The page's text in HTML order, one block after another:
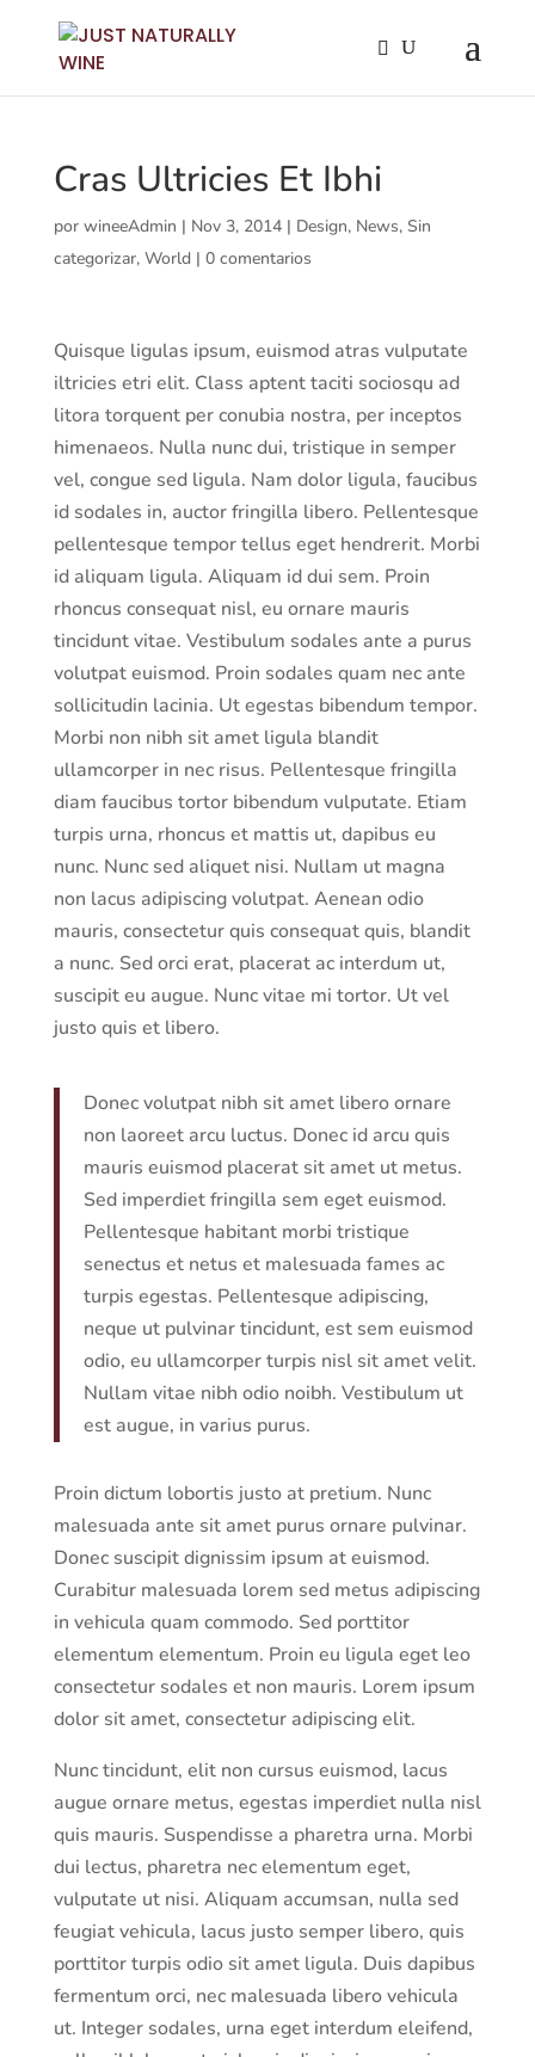
Cras Ultricies Et Ibhi
por wineeAdmin | Nov 3, 2014| Design, News, Sin
categorizar, World| 0 comentarios
Quisque ligulas ipsum, euismod atras vulputate
iltricies etri elit. Class aptent taciti sociosqu ad
litora torquent per conubia nostra, per inceptos
himenaeos. Nulla nunc dui, tristique in semper
vel, congue sed ligula. Nam dolor ligula, faucibus
id sodales in, auctor fringilla libero. Pellentesque
pellentesque tempor tellus eget hendrerit. Morbi
id aliquam ligula. Aliquam id dui sem. Proin
rhoncus consequat nisl, eu ornare mauris
tincidunt vitae. Vestibulum sodales ante a purus
volutpat euismod. Proin sodales quam nec ante
sollicitudin lacinia. Ut egestas bibendum tempor.
Morbi non nibh sit amet ligula blandit
ullamcorper in nec risus. Pellentesque fringilla
diam faucibus tortor bibendum vulputate. Etiam
turpis urna, rhoncus et mattis ut, dapibus eu
nunc. Nunc sed aliquet nisi. Nullam ut magna
non lacus adipiscing volutpat. Aenean odio
mauris, consectetur quis consequat quis, blandit
a nunc. Sed orci erat, placerat ac interdum ut,
suscipit eu augue. Nunc vitae mi tortor. Ut vel
justo quis et libero.
Donec volutpat nibh sit amet libero ornare
non laoreet arcu luctus. Donec id arcu quis
mauris euismod placerat sit amet ut metus.
Sed imperdiet fringilla sem eget euismod.
Pellentesque habitant morbi tristique
senectus et netus et malesuada fames ac
turpis egestas. Pellentesque adipiscing,
neque ut pulvinar tincidunt, est sem euismod
odio, eu ullamcorper turpis nisl sit amet velit.
Nullam vitae nibh odio noibh. Vestibulum ut
est augue, in varius purus.
Proin dictum lobortis justo at pretium. Nunc
malesuada ante sit amet purus ornare pulvinar.
Donec suscipit dignissim ipsum at euismod.
Curabitur malesuada lorem sed metus adipiscing
in vehicula quam commodo. Sed porttitor
elementum elementum. Proin eu ligula eget leo
consectetur sodales et non mauris. Lorem ipsum
dolor sit amet, consectetur adipiscing elit.
Nunc tincidunt, elit non cursus euismod, lacus
augue ornare metus, egestas imperdiet nulla nisl
quis mauris. Suspendisse a pharetra urna. Morbi
dui lectus, pharetra nec elementum eget,
vulputate ut nisi. Aliquam accumsan, nulla sed
feugiat vehicula, lacus justo semper libero, quis
porttitor turpis odio sit amet ligula. Duis dapibus
fermentum orci, nec malesuada libero vehicula
ut. Integer sodales, urna eget interdum eleifend,